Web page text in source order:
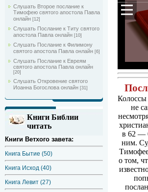
Слушать Второе послание к
Тимофею святого апостола Павла
онлайн [12]
Слушать Послание к Титу святого
апостола Павла онлайн [10]
Слушать Послание к Филимону
святого апостола Павла онлайн [6]
Слушать Послание к Евреям
святого апостола Павла онлайн
[20]
Слушать Откровение святого
Иоанна Богослова онлайн [31]
Книги Библии
читать
Книги Ветхого завета:
Книга Бытие (50)
Книга Исход (40)
Книга Левит (27)
не
в 62 —
ним.
о том,